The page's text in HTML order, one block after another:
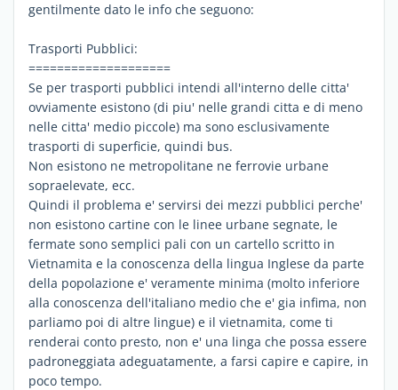
gentilmente dato le info che seguono:
Trasporti Pubblici:
====================
Se per trasporti pubblici intendi all'interno delle citta'
ovviamente esistono (di piu' nelle grandi citta e di meno
nelle citta' medio piccole) ma sono esclusivamente
trasporti di superficie, quindi bus.
Non esistono ne metropolitane ne ferrovie urbane
sopraelevate, ecc.
Quindi il problema e' servirsi dei mezzi pubblici perche'
non esistono cartine con le linee urbane segnate, le
fermate sono semplici pali con un cartello scritto in
Vietnamita e la conoscenza della lingua Inglese da parte
della popolazione e' veramente minima (molto inferiore
alla conoscenza dell'italiano medio che e' gia infima, non
parliamo poi di altre lingue) e il vietnamita, come ti
renderai conto presto, non e' una linga che possa essere
padroneggiata adeguatamente, a farsi capire e capire, in
poco tempo.